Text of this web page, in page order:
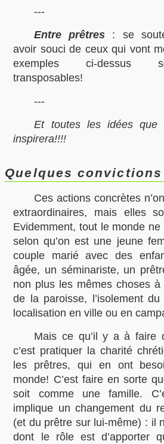
---
Entre prêtres : se
avoir souci de ceux qui vont
exemples ci-dessus
transposables!
---
Et toutes les idées que
inspirera!!!!
Quelques convictions
Ces actions concrètes
extraordinaires, mais elles
Evidemment, tout le monde
selon qu’on est une jeune
couple marié avec des
âgée, un séminariste, un
non plus les mêmes choses
de la paroisse, l’isolement
localisation en ville ou en
Mais ce qu’il y a à faire
c’est pratiquer la charité
les prêtres, qui en ont
monde! C’est faire en sorte
soit comme une famille.
implique un changement du
(et du prêtre sur lui-même) : il
dont le rôle est d’apporter